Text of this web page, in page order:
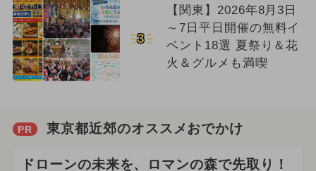
3
【関東】2026年8月3日
～7日平日開催の無料イ
ベント18選 夏祭り＆花
火＆グルメも満喫
PR 東京都近郊のオススメおでかけ
ドローンの未来を、ロマンの森で先取り！